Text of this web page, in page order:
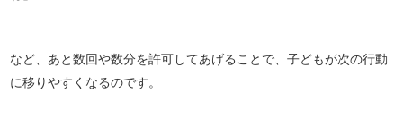
など、あと数回や数分を許可してあげることで、子どもが次の行動
に移りやすくなるのです。